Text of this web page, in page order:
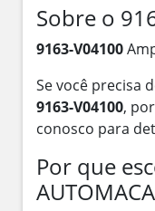
Sobre o
9163-V04100
Se você precisa
9163-V04100,
conosco para
Por que